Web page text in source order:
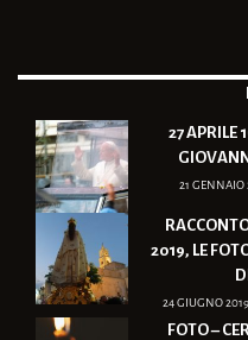
27 APRILE
21
2019, LE
24 GIUGNO
FOTO –